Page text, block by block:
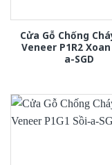
Cửa Gỗ Chống
Veneer P1R2
a-SGD